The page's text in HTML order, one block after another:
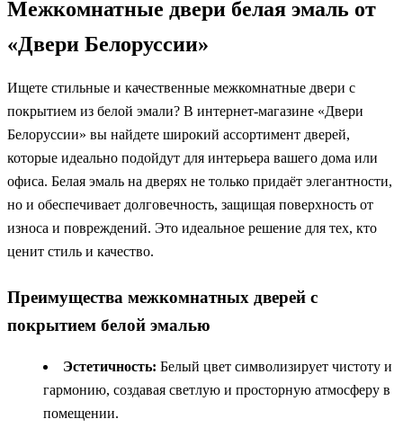
Межкомнатные двери белая эмаль от
«Двери Белоруссии»
Ищете стильные и качественные межкомнатные двери с
покрытием из белой эмали? В интернет-магазине «Двери
Белоруссии» вы найдете широкий ассортимент дверей,
которые идеально подойдут для интерьера вашего дома или
офиса. Белая эмаль на дверях не только придаёт элегантности,
но и обеспечивает долговечность, защищая поверхность от
износа и повреждений. Это идеальное решение для тех, кто
ценит стиль и качество.
Преимущества межкомнатных дверей с
покрытием белой эмалью
Эстетичность: Белый цвет символизирует чистоту и
гармонию, создавая светлую и просторную атмосферу в
помещении.